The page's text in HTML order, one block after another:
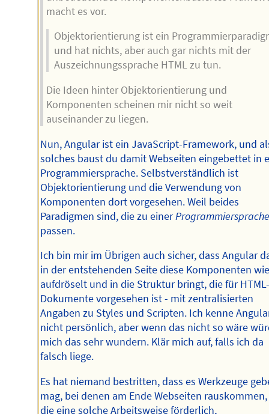
macht es vor.
Objektorientierung ist ein
und hat nichts, aber auch gar nichts mit der
Auszeichnungssprache HTML zu tun.
Die Ideen hinter Objektorientierung und
Komponenten scheinen mir nicht so weit
auseinander zu liegen.
Nun, Angular ist ein JavaScript-Framework, und
solches baust du damit Webseiten eingebettet in
Programmiersprache. Selbstverständlich ist
Objektorientierung und die Verwendung von
Komponenten dort vorgesehen. Weil beides
Paradigmen sind, die zu einer
passen.
Ich bin mir im Übrigen auch sicher, dass Angular
in der entstehenden Seite diese Komponenten
aufdröselt und in die Struktur bringt, die für
Dokumente vorgesehen ist - mit zentralisierten
Angaben zu Styles und Scripten. Ich kenne
nicht persönlich, aber wenn das nicht so wäre
mich das sehr wundern. Klär mich auf, falls ich da
falsch liege.
Es hat niemand bestritten, dass es Werkzeuge
mag, bei denen am Ende Webseiten
die eine solche Arbeitsweise förderlich,